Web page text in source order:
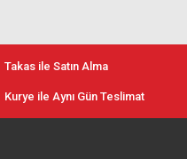
Takas ile Satın Alma
Kurye ile Aynı Gün Teslimat